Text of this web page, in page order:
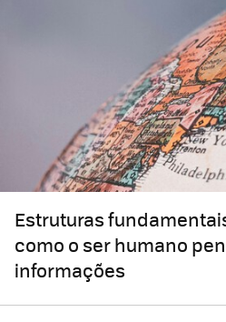
Estruturas
como o ser humano
informações